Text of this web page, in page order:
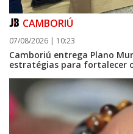
08/08/2026 | 07:00
Setor judicial de medicamentos de
agosto para realização de inventário
CAMBORIÚ
07/08/2026 | 10:23
Camboriú entrega Plano
estratégias para fortalecer